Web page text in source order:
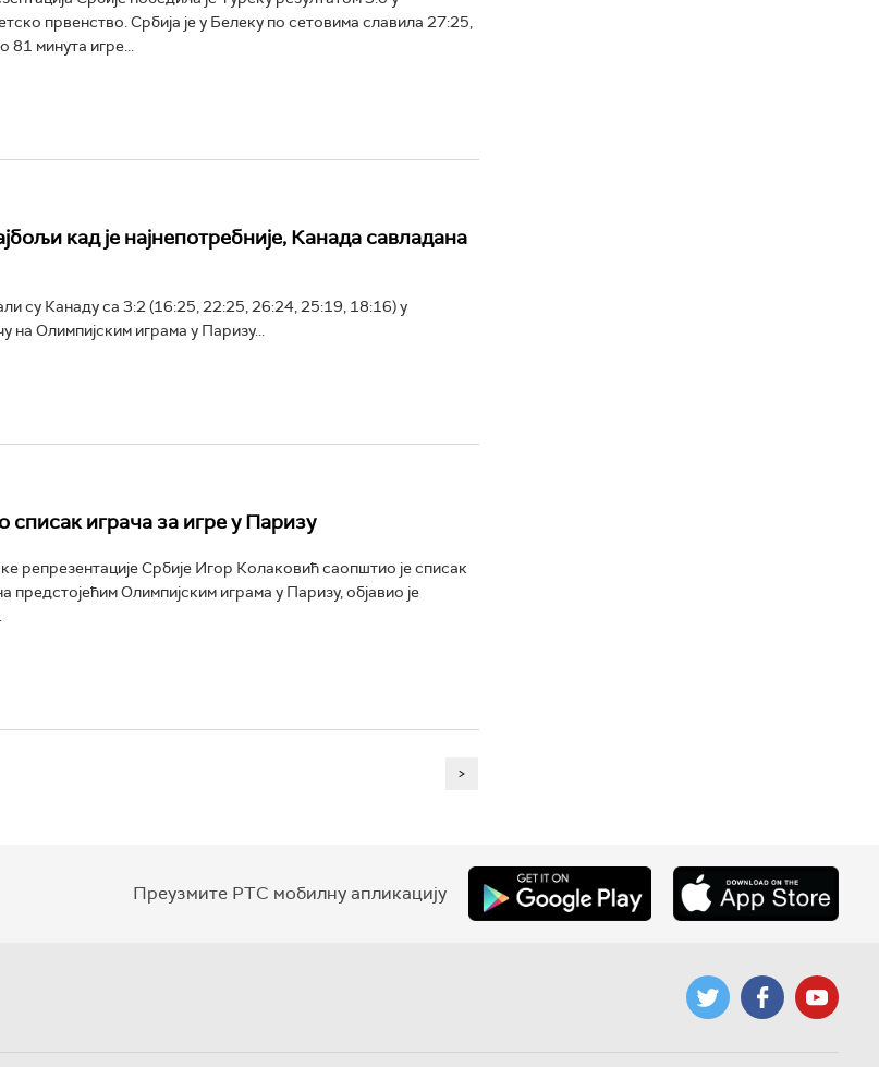
првенство. Србија је у Белеку по сетовима славила 27:25,
81 минута игре...
кад је најнепотребније, Канада савладана
су Канаду са 3:2 (16:25, 22:25, 26:24, 25:19, 18:16) у
Олимпијским играма у Паризу...
играча за игре у Паризу
репрезентације Србије Игор Колаковић саопштио је списак
предстојећим Олимпијским играма у Паризу, објавио је
>
Преузмите РТС мобилну апликацију